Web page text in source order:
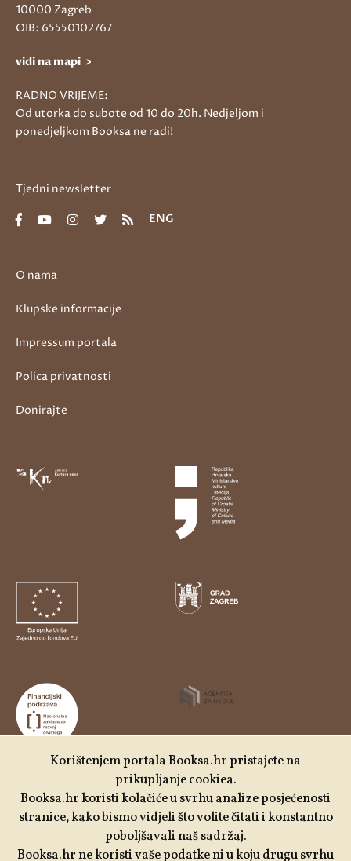
Udruga Kulturtreger je korisnik institucionalne podrške
Nacionalne zaklade za razvoj civilnoga društva za
stabilizaciju i/ili razvoj udruge u području demokratizacije i
društvenog razvoja.
O nama
Klupske informacije
Impressum portala
Polica privatnosti
Donirajte
10000 Zagreb
OIB: 65550102767
vidi na mapi >
RADNO VRIJEME:
Od utorka do subote od 10 do 20h. Nedjeljom i
ponedjeljkom Booksa ne radi!
Tjedni newsletter
ENG
Korištenjem portala Booksa.hr pristajete na
prikupljanje cookiea.
Booksa.hr koristi kolačiće u svrhu analize posjećenosti
stranice, kako bismo vidjeli što volite čitati i konstantno
poboljšavali naš sadržaj.
Booksa.hr ne koristi vaše podatke ni u koju drugu svrhu